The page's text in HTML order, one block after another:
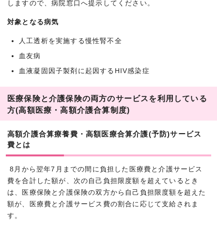
しますので、病院窓口へ提示してください。
対象となる病気
人工透析を実施する慢性腎不全
血友病
血液凝固因子製剤に起因するHIV感染症
医療保険と介護保険の両方のサービスを利用している
方(高額医療・高額介護合算制度)
高額介護合算療養費・高額医療合算介護(予防)サービス
費とは
8月から翌年7月までの間に負担した医療費と介護サービス
費を合計した額が、次の自己負担限度額を超えているとき
は、医療保険と介護保険の双方から自己負担限度額を超えた
額が、医療費と介護サービス費の割合に応じて支給されま
す。